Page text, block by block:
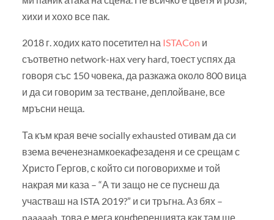
хихи и хохо все пак.
2018 г. ходих като посетител на ISTACon и
съответно network-нах very hard, тоест успях да
говоря със 150 човека, да разкажа около 800 вица
и да си говорим за тестване, деплойване, все
мръсни неща.
Та към края вече socially exhausted отивам да си
взема веченезнамкоекафезаденя и се срещам с
Христо Гергов, с който си поговорихме и той
накрая ми каза – “А ти защо не се пуснеш да
участваш на ISTA 2019?” и си тръгна. Аз бях –
naaaaah, това е мега конференцията как там ще